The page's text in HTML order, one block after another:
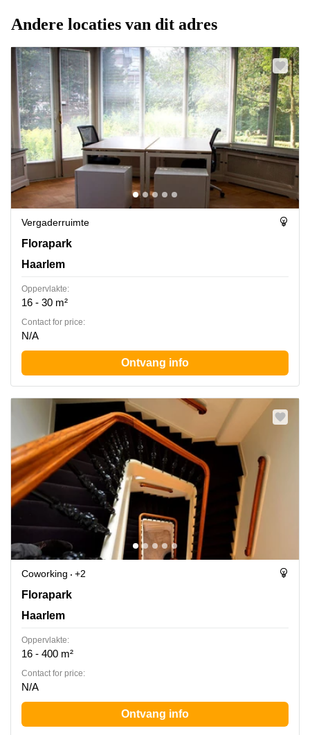
Andere locaties van dit adres
Vergaderruimte
Florapark 3, Haarlem
Florapark
Haarlem
Oppervlakte:
16 - 30 m²
Contact for price:
N/A
Ontvang info
Coworking
+2
Florapark 3, Haarlem
Florapark
Haarlem
Oppervlakte:
16 - 400 m²
Contact for price:
N/A
Ontvang info